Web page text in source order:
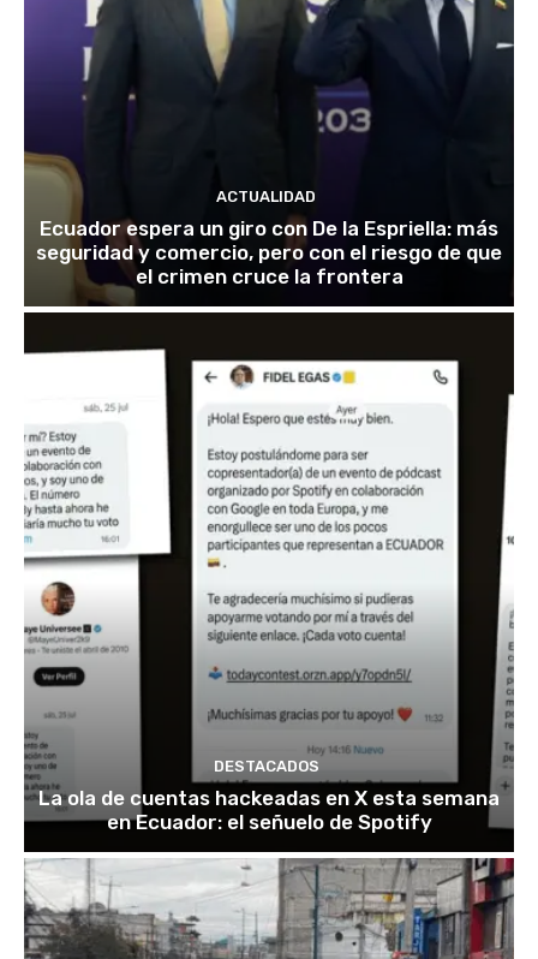
ACTUALIDAD
Ecuador espera un giro con De la Espriella: más
seguridad y comercio, pero con el riesgo de que
el crimen cruce la frontera
DESTACADOS
La ola de cuentas hackeadas en X esta semana
en Ecuador: el señuelo de Spotify